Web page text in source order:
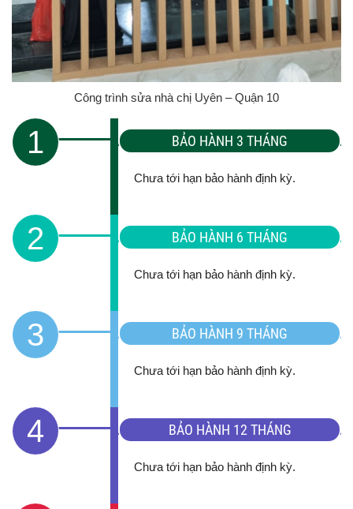
Công trình sửa nhà chị Uyên – Quận 10
1 BẢO HÀNH 3 THÁNG
Chưa tới hạn bảo hành định kỳ.
2 BẢO HÀNH 6 THÁNG
Chưa tới hạn bảo hành định kỳ.
3 BẢO HÀNH 9 THÁNG
Chưa tới hạn bảo hành định kỳ.
4 BẢO HÀNH 12 THÁNG
Chưa tới hạn bảo hành định kỳ.